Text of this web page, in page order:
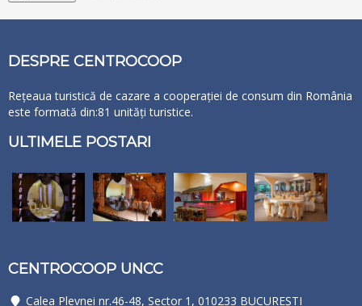
DESPRE CENTROCOOP
Rețeaua turistică de cazare a cooperației de consum din România
este formată din:81 unități turistice.
ULTIMELE POSTARI
CENTROCOOP UNCC
Calea Plevnei nr.46-48, Sector 1, 010233 BUCUREŞTI